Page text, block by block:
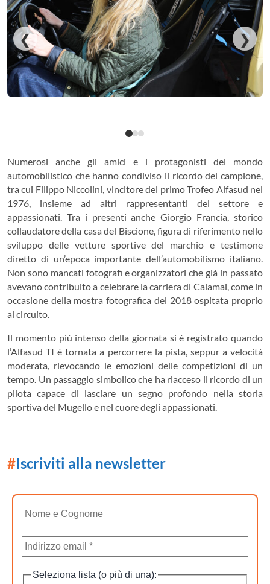
❮ ❯
Numerosi anche gli amici e i protagonisti del mondo
automobilistico che hanno condiviso il ricordo del campione,
tra cui Filippo Niccolini, vincitore del primo Trofeo Alfasud nel
1976, insieme ad altri rappresentanti del settore e
appassionati. Tra i presenti ancheGiorgio Francia , storico
collaudatore della casa del Biscione, figura di riferimento nello
sviluppo delle vetture sportive del marchio e testimone
diretto di un’epoca importante dell’automobilismo italiano.
Non sono mancati fotografi e organizzatori che già in passato
avevano contribuito a celebrare la carriera di Calamai, come in
occasione della mostra fotografica del 2018 ospitata proprio
al circuito.
Il momento più intenso della giornata si è registrato quando
l’Alfasud TI è tornata a percorrere la pista, seppur a velocità
moderata, rievocando le emozioni delle competizioni di un
tempo. Un passaggio simbolico che ha riacceso il ricordo di un
pilota capace di lasciare un segno profondo nella storia
sportiva del Mugello e nel cuore degli appassionati.
#Iscriviti alla newsletter